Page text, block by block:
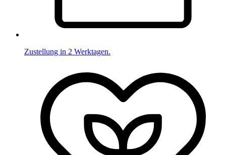
Zustellung in 2 Werktagen.